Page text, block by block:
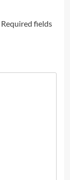
Required fields